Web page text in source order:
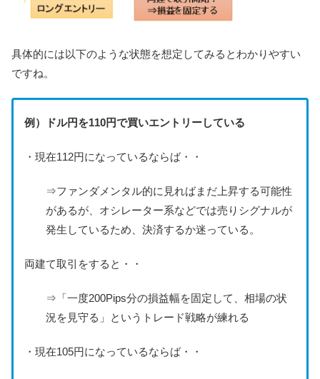
具体的には以下のような状態を想定してみるとわかりやすい
ですね。
例）ドル円を110円で買いエントリーしている
・現在112円になっているならば・・
⇒ファンダメンタル的に見ればまだ上昇する可能性
があるが、オシレーター系などでは売りシグナルが
発生しているため、決済するか迷っている。
両建て取引をすると・・
⇒「一度200Pips分の損益幅を固定して、相場の状
況を見守る」というトレード戦略が練れる
・現在105円になっているならば・・